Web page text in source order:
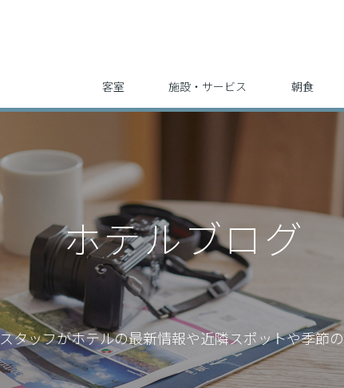
客室 施設・サービス 朝食
ホテルブログ
タッフがホテルの最新情報や近隣スポットや季節